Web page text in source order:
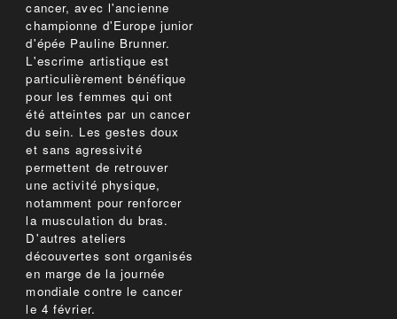
cancer, avec l'ancienne
championne d'Europe junior
d'épée Pauline Brunner.
L'escrime artistique est
particulièrement bénéfique
pour les femmes qui ont
été atteintes par un cancer
du sein. Les gestes doux
et sans agressivité
permettent de retrouver
une activité physique,
notamment pour renforcer
la musculation du bras.
D'autres ateliers
découvertes sont organisés
en marge de la journée
mondiale contre le cancer
le 4 février.